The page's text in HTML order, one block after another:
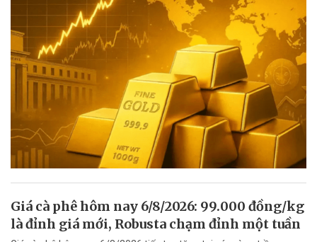
Giá cà phê hôm nay 6/8/2026: 99.000 đồng/kg
là đỉnh giá mới, Robusta chạm đỉnh một tuần